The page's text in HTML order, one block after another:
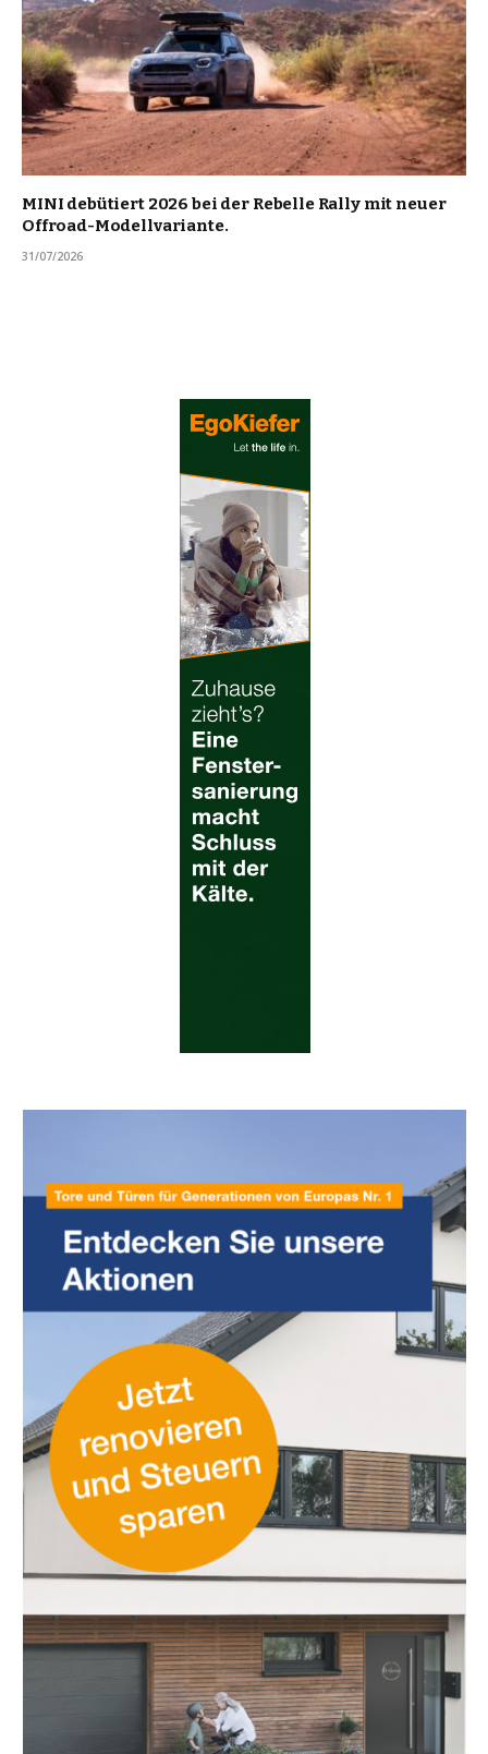
MINI debütiert 2026 bei der Rebelle Rally mit neuer
Offroad-Modellvariante.
31/07/2026